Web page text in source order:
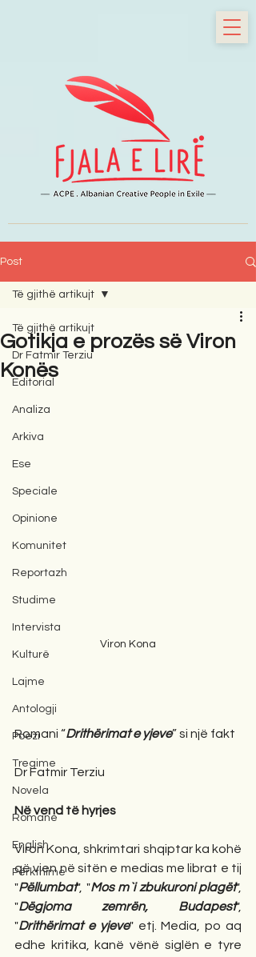
Post
Të gjithë artikujt
Dr Fatmir Terziu
Editorial
Analiza
Arkiva
Ese
Speciale
Opinione
Komunitet
Reportazh
Studime
Intervista
Kulturë
Lajme
Antologji
Poezi
Tregime
Novela
Romane
English
Përkthime
Të gjithë artikujt
Gotikja e prozës së Viron
Konës
Viron Kona
Romani “Drithërimat e yjeve” si një fakt
Dr Fatmir Terziu
Në vend të hyrjes
Viron Kona, shkrimtari shqiptar ka kohë
që vjen në sitën e medias me librat e tij
"Pëllumbat", "Mos m`i zbukuroni plagët",
"Dëgjoma zemrën, Budapest",
"Drithërimat e yjeve" etj. Media, po aq
edhe kritika, kanë vënë siglën e tyre